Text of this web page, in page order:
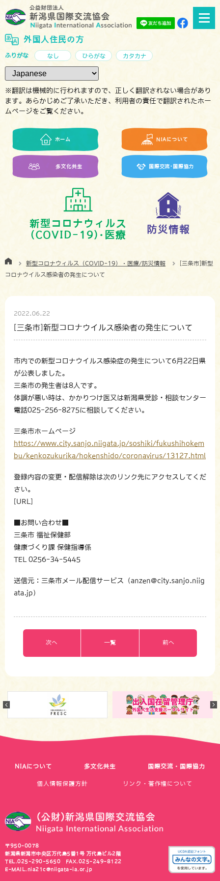
外国人住民の方
ふりがな なし ひらがな カタカナ
※翻訳は機械的に行われますので、正しく翻訳されない場合があり
ます。あらかじめご了承いただき、利用者の責任で翻訳されたホー
ムページをご覧ください。
ホーム NIAについて
多文化共生 国際交流･国際協力
新型コロナウィルス
(COVID-19)･医療
防災情報
新型コロナウィルス（COVID-19）・医療/防災情報
[三条市]新型
コロナウイルス感染者の発生について
2022.06.22
[三条市]新型コロナウイルス感染者の発生について
市内での新型コロナウイルス感染症の発生について6月22日県
が公表しました。
三条市の発生者は8人です。
体調が悪い時は、かかりつけ医又は新潟県受診・相談センター
電話025-256-8275に相談してください。
三条市ホームページ
https://www.city.sanjo.niigata.jp/soshiki/fukushihokem
bu/kenkozukurika/hokenshido/coronavirus/13127.html
登録内容の変更・配信解除は次のリンク先にアクセスしてくだ
さい。
[URL]
■お問い合わせ■
三条市 福祉保健部
健康づくり課 保健指導係
TEL 0256-34-5445
送信元：三条市メール配信サービス（anzen@city.sanjo.niig
ata.jp）
次へ 一覧 前へ
NIAについて 多文化共生 国際交流・国際協力
個人情報保護方針 リンク・著作権について
〒950-0078
新潟県新潟市中央区万代島5番1号 万代島ビル2階
TEL. 025-290-5650 FAX.025-249-8122
E-MAIL.
nia21c@niigata-ia.or.jp